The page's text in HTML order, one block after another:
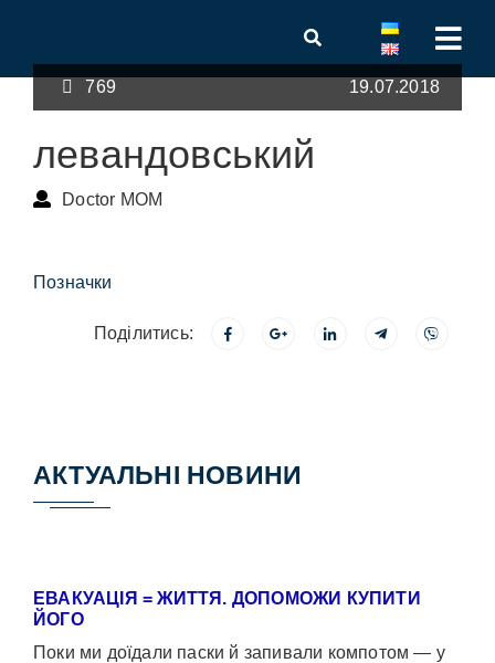
769 19.07.2018
левандовський
Doctor MOM
Позначки
Поділитись:
АКТУАЛЬНІ НОВИНИ
ЕВАКУАЦІЯ = ЖИТТЯ. ДОПОМОЖИ КУПИТИ
ЙОГО
Поки ми доїдали паски й запивали компотом — у